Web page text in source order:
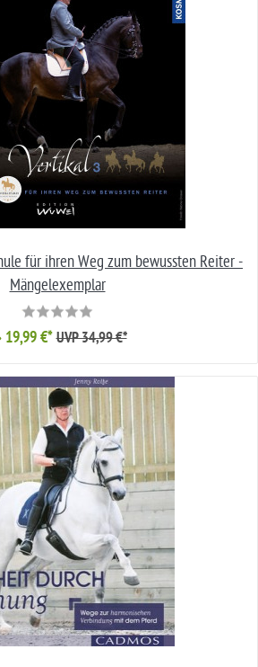
für ihren Weg zum bewussten Reiter -
Mängelexemplar
19,99 €* UVP 34,99 €*